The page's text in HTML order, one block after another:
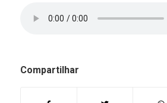
Compartilhar